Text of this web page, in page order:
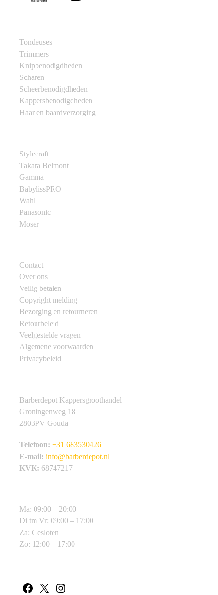
Tondeuses
Trimmers
Knipbenodigdheden
Scharen
Scheerbenodigdheden
Kappersbenodigdheden
Haar en baardverzorging
Stylecraft
Takara Belmont
Gamma+
BabylissPRO
Wahl
Panasonic
Moser
Contact
Over ons
Veilig betalen
Copyright melding
Bezorging en retourneren
Retourbeleid
Veelgestelde vragen
Algemene voorwaarden
Privacybeleid
Barberdepot Kappersgroothandel
Groningenweg 18
2803PV Gouda
Telefoon: +31 683530426
E-mail: info@barberdepot.nl
KVK: 68747217
Ma: 09:00 – 20:00
Di tm Vr: 09:00 – 17:00
Za: Gesloten
Zo: 12:00 – 17:00
BTW
205,70